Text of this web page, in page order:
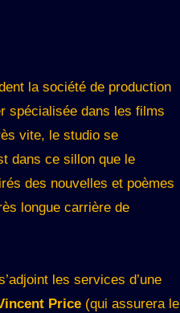
la société de production
spécialisée dans les films
vite, le studio se
dans ce sillon que le
des nouvelles et poèmes
longue carrière de
les services d’une
Price (qui assurera le